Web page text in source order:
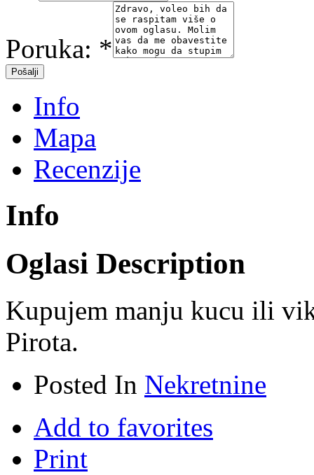
Poruka: *
Info
Mapa
Recenzije
Info
Oglasi Description
Kupujem manju kucu ili
Pirota.
Posted In Nekretnine
Add to favorites
Print